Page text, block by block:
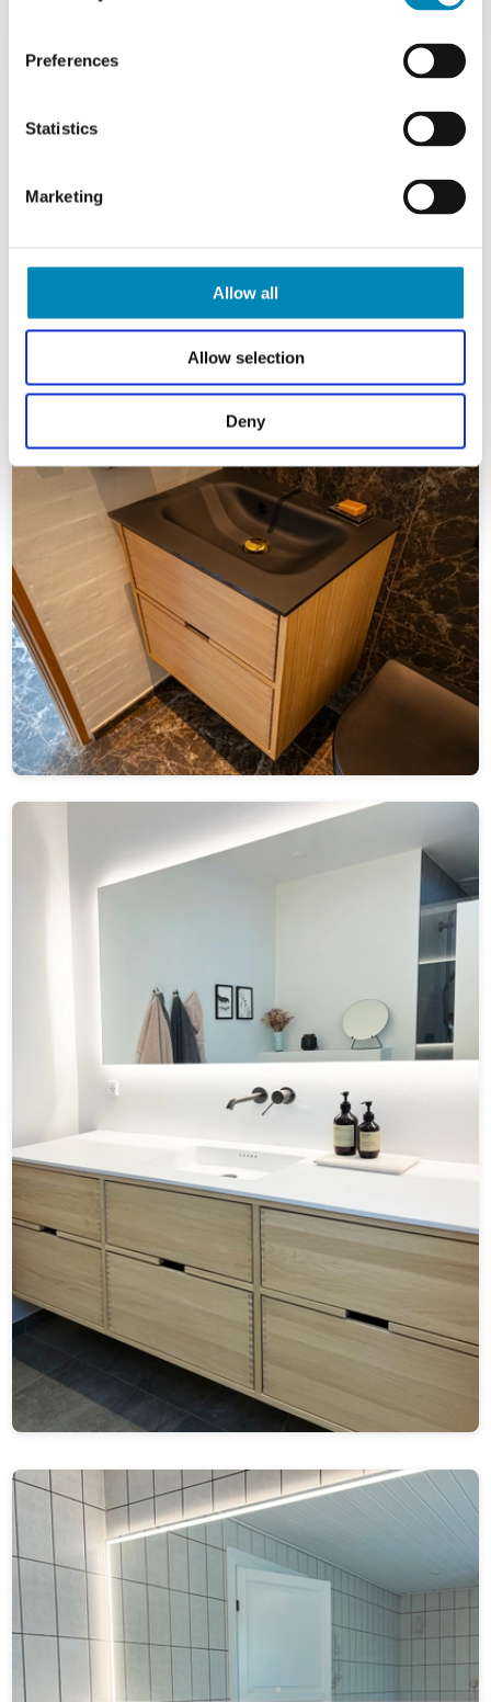
Preferences
Statistics
Marketing
Allow all
Allow selection
Deny